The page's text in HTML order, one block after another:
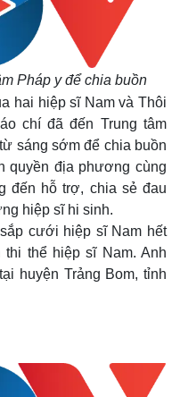
Pháp y để chia buồn
hai hiệp sĩ Nam và Thôi
chí đã đến Trung tâm
sáng sớm để chia buồn
quyền địa phương cùng
đến hỗ trợ, chia sẻ đau
hiệp sĩ hi sinh.
cưới hiệp sĩ Nam hết
thể hiệp sĩ Nam. Anh
huyện Trảng Bom, tỉnh